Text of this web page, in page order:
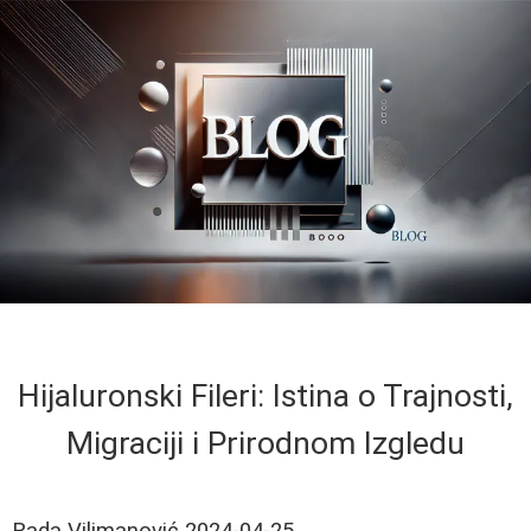
Hijaluronski Fileri: Istina o Trajnosti,
Migraciji i Prirodnom Izgledu